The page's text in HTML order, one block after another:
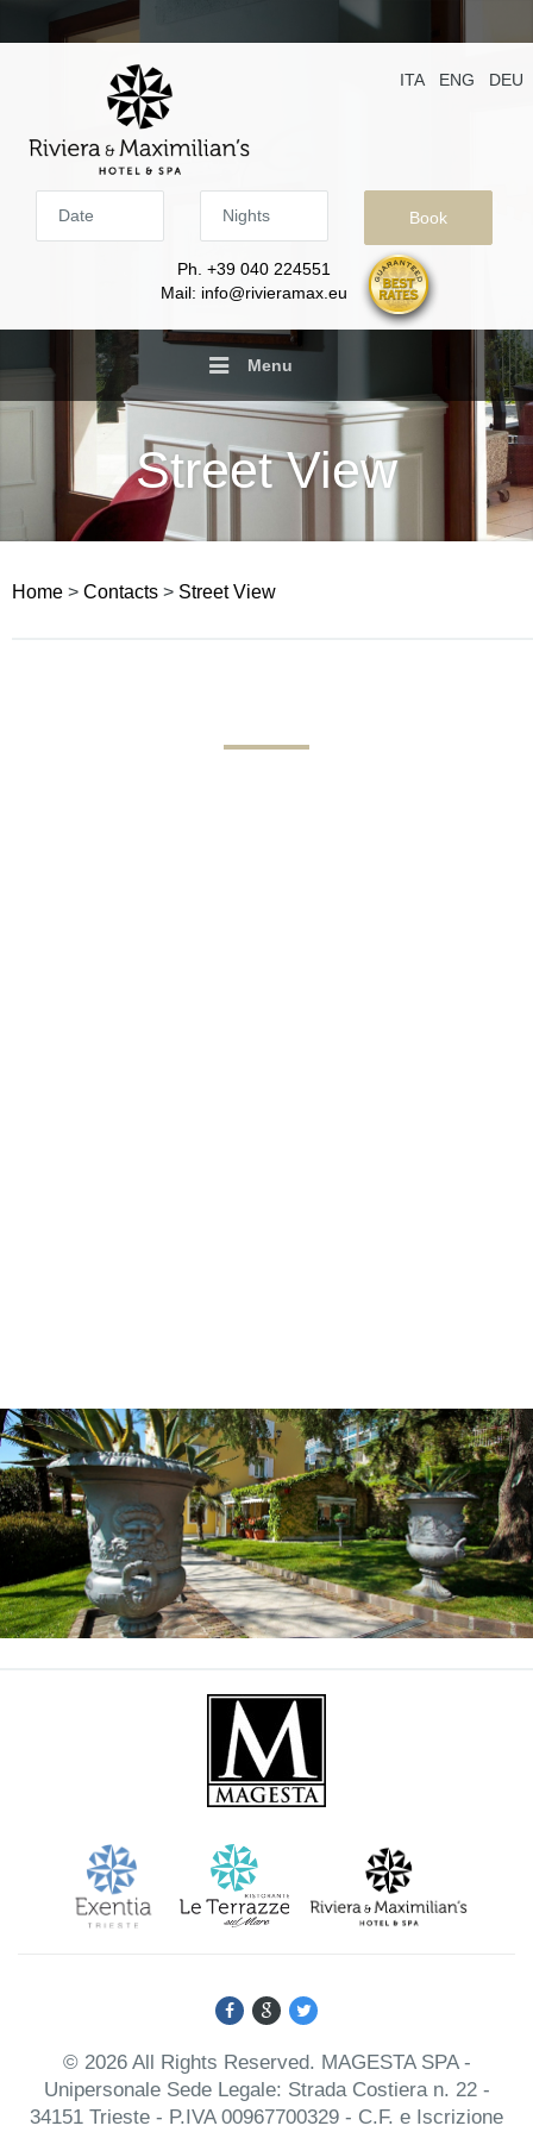
Ph. +39 040 224551
Mail: info@rivieramax.eu
ITA ENG DEU
Menu
Street View
Home > Contacts > Street View
© 2026 All Rights Reserved. MAGESTA SPA -
Unipersonale Sede Legale: Strada Costiera n. 22 -
34151 Trieste - P.IVA 00967700329 - C.F. e Iscrizione